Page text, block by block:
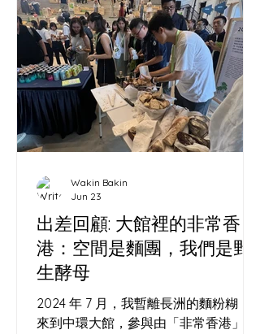
出差回顧: 大館裡的非常香
港：空間是麵團，我們是野
生酵母
2024 年 7 月，我暫離長洲的麵粉糊，
來到中環大館，參與由「非常香港」
Wakin Bakin
Jun 23